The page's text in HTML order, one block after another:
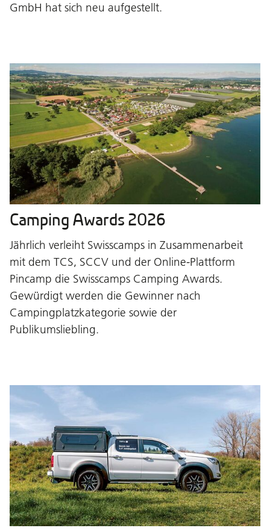
GmbH hat sich neu aufgestellt.
Camping Awards 2026
Jährlich verleiht Swisscamps in Zusammenarbeit
mit dem TCS, SCCV und der Online-Plattform
Pincamp die Swisscamps Camping Awards.
Gewürdigt werden die Gewinner nach
Campingplatzkategorie sowie der
Publikumsliebling.